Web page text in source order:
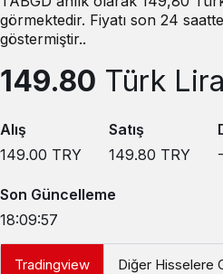
görmektedir. Fiyatı son 24
göstermiştir..
149.80 Türk
Alış
149.00 TRY
Satış
149.80 TRY
Son Güncelleme
18:09:57
Tradingview Diğer Hisselere